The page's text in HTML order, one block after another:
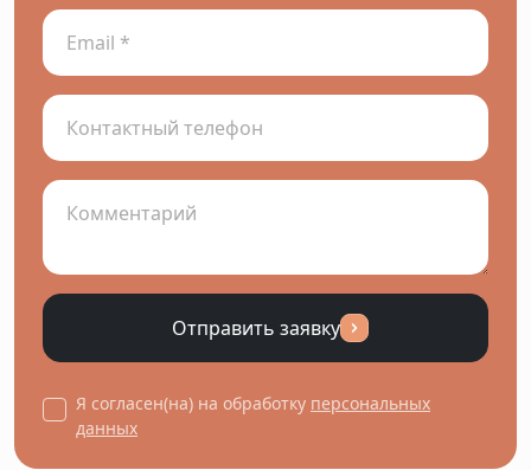
Отправить заявку
Я согласен(на) на обработку персональных
данных